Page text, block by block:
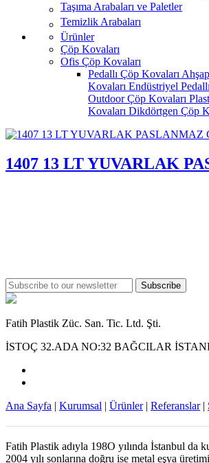
Taşıma Arabaları ve Paletler
Temizlik Arabaları
Ürünler
Çöp Kovaları
Ofis Çöp Kovaları
Pedallı Çöp Kovaları
Kovaları Endüstriyel
Outdoor Çöp Kovaları
Kovaları Dikdörtgen Çöp
1407 13 LT YUVARLAK
Subscribe
Fatih Plastik Züc. San. Tic. Ltd. Şti.
İSTOÇ 32.ADA NO:32 BAĞCILAR
Ana Sayfa | Kurumsal | Ürünler| Referanslar|
Fatih Plastik adıyla 198O yılında İstanbul da
2004 yılı sonlarına doğru ise metal eşya